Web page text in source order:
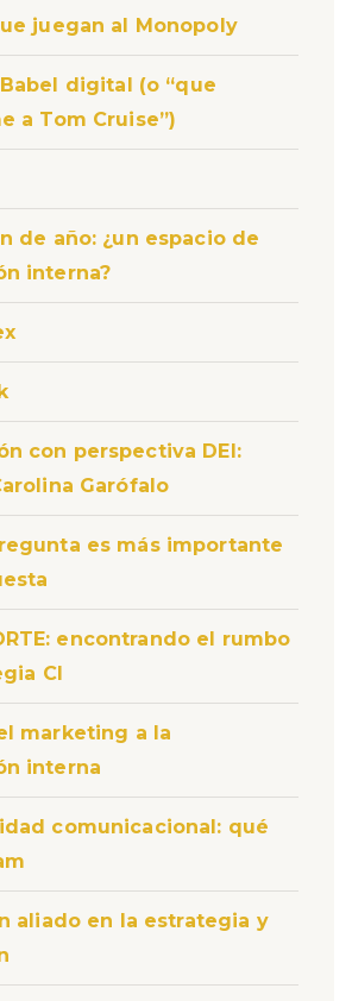
juegan al Monopoly
digital (o “que
a Tom Cruise”)
de año: ¿un espacio de
interna?
con perspectiva DEI:
Garófalo
es más importante
encontrando el rumbo
CI
marketing a la
interna
comunicacional: qué
aliado en la estrategia y